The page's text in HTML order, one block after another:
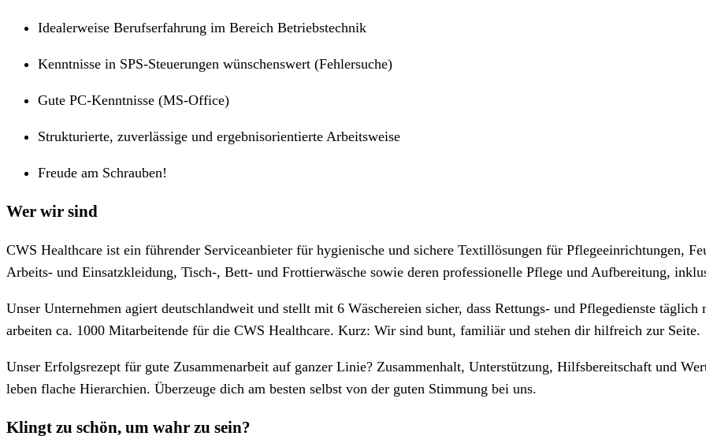
Idealerweise Berufserfahrung im Bereich Betriebstechnik
Kenntnisse in SPS-Steuerungen wünschenswert (Fehlersuche)
Gute PC-Kenntnisse (MS-Office)
Strukturierte, zuverlässige und ergebnisorientierte Arbeitsweise
Freude am Schrauben!
Wer wir sind
CWS Healthcare ist ein führender Serviceanbieter für hygienische und sichere Textillösungen für Pflegeeinrichtungen,
Arbeits- und Einsatzkleidung, Tisch-, Bett- und Frottierwäsche sowie deren professionelle Pflege und Aufbereitung,
Unser Unternehmen agiert deutschlandweit und stellt mit 6 Wäschereien sicher, dass Rettungs- und Pflegedienste
arbeiten ca. 1000 Mitarbeitende für die CWS Healthcare. Kurz: Wir sind bunt, familiär und stehen dir hilfreich zur Seite.
Unser Erfolgsrezept für gute Zusammenarbeit auf ganzer Linie? Zusammenhalt, Unterstützung, Hilfsbereitschaft und
leben flache Hierarchien. Überzeuge dich am besten selbst von der guten Stimmung bei uns.
Klingt zu schön, um wahr zu sein?